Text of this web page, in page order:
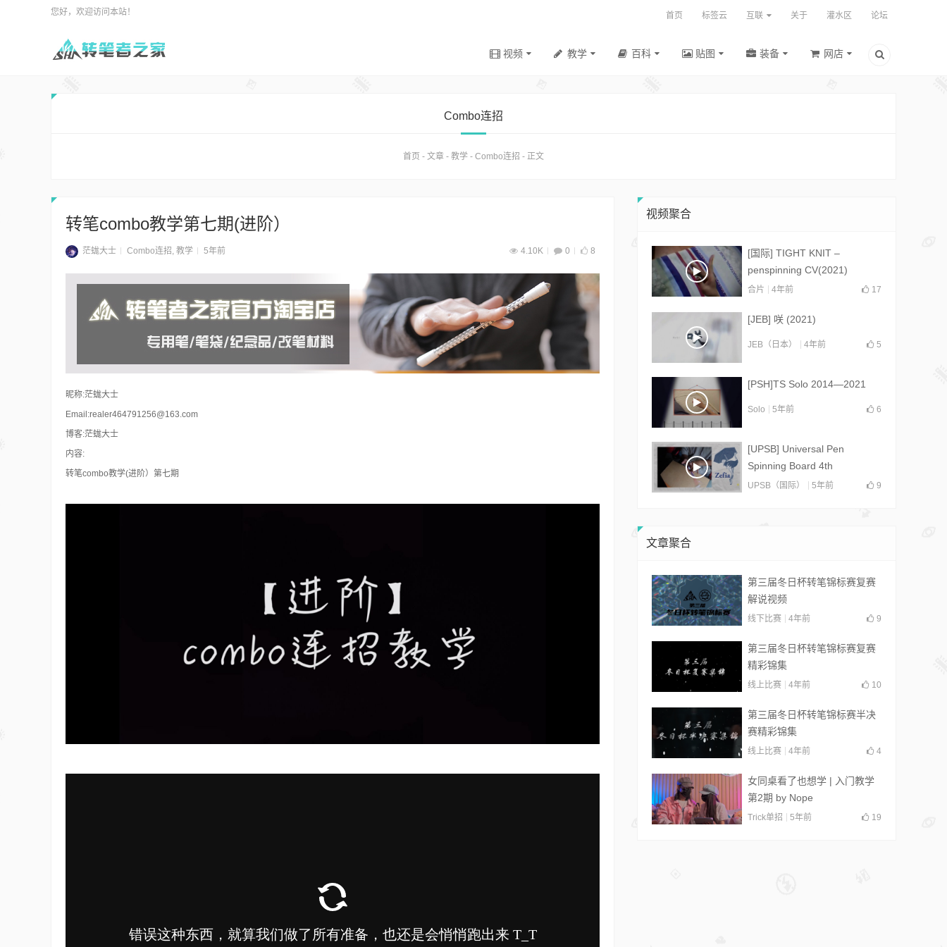
您好，欢迎访问本站！ 首页 标签云 互联 关于 灌水区 论坛
视频 教学 百科 贴图 装备 网店
Combo连招
首页 - 文章 - 教学 - Combo连招 - 正文
转笔combo教学第七期(进阶）
茫蛖大士 Combo连招, 教学 5年前 4.10K 0 8
昵称:茫蛖大士
Email:realer464791256@163.com
博客:茫蛖大士
内容:
转笔combo教学(进阶）第七期
视频聚合
[国际] TIGHT KNIT –
penspinning CV(2021)
合片 4年前 17
[JEB] 咲 (2021)
JEB（日本） 4年前 5
[PSH]TS Solo 2014—2021
Solo 5年前 6
[UPSB] Universal Pen
Spinning Board 4th
Collab(2021)
UPSB（国际） 5年前 9
文章聚合
第三届冬日杯转笔锦标赛复赛
解说视频
线下比赛 4年前 9
第三届冬日杯转笔锦标赛复赛
精彩锦集
线上比赛 4年前 10
第三届冬日杯转笔锦标赛半决
赛精彩锦集
线上比赛 4年前 4
女同桌看了也想学 | 入门教学
第2期 by Nope
Trick单招 5年前 19